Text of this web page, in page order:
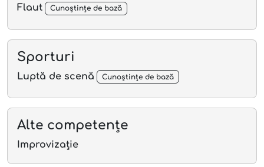
Flaut Cunoștințe de bază
Sporturi
Luptă de scenă Cunoștințe de bază
Alte competențe
Improvizație